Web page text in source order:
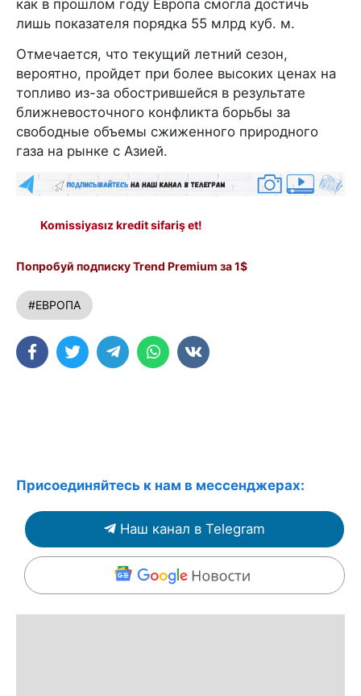
как в прошлом году Европа смогла достичь
лишь показателя порядка 55 млрд куб. м.
Отмечается, что текущий летний сезон,
вероятно, пройдет при более высоких ценах на
топливо из-за обострившейся в результате
ближневосточного конфликта борьбы за
свободные объемы сжиженного природного
газа на рынке с Азией.
Komissiyasız kredit sifariş et!
Попробуй подписку Trend Premium за 1$
#ЕВРОПА
Присоединяйтесь к нам в мессенджерах:
Наш канал в Telegram